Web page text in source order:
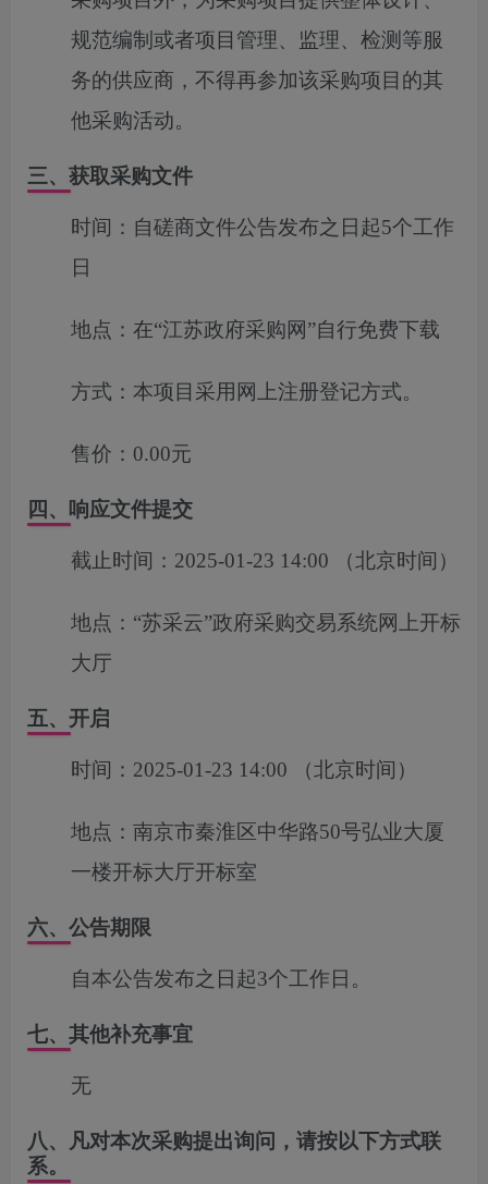
规范编制或者项目管理、监理、检测等服
务的供应商，不得再参加该采购项目的其
他采购活动。
三、获取采购文件
时间： 自磋商文件公告发布之日起5个工作
日
地点： 在“江苏政府采购网”自行免费下载
方式： 本项目采用网上注册登记方式。
售价： 0.00元
四、响应文件提交
截止时间： 2025-01-23 14:00 （北京时间）
地点： “苏采云”政府采购交易系统网上开标
大厅
五、开启
时间： 2025-01-23 14:00 （北京时间）
地点： 南京市秦淮区中华路50号弘业大厦
一楼开标大厅开标室
六、公告期限
自本公告发布之日起3个工作日。
七、其他补充事宜
无
八、凡对本次采购提出询问，请按以下方式联
系。